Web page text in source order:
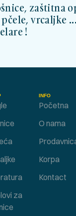
zaštitna
vrcaljke
!
za
INFO
Početna
O nama
Korpa
Kontact